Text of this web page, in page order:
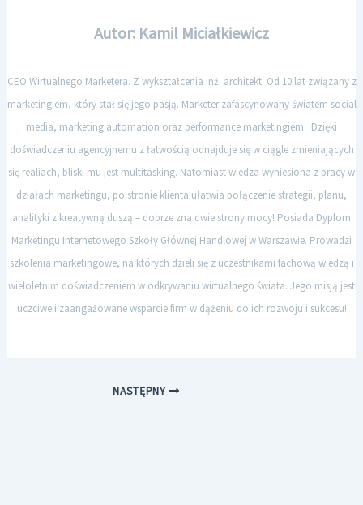
Autor: Kamil Miciałkiewicz
CEO Wirtualnego Marketera. Z wykształcenia inż. architekt. Od 10 lat związany z
marketingiem, który stał się jego pasją. Marketer zafascynowany światem social
media, marketing automation oraz performance marketingiem. Dzięki
doświadczeniu agencyjnemu z łatwością odnajduje się w ciągle zmieniających
się realiach, bliski mu jest multitasking. Natomiast wiedza wyniesiona z pracy w
działach marketingu, po stronie klienta ułatwia połączenie strategii, planu,
analityki z kreatywną duszą – dobrze zna dwie strony mocy! Posiada Dyplom
Marketingu Internetowego Szkoły Głównej Handlowej w Warszawie. Prowadzi
szkolenia marketingowe, na których dzieli się z uczestnikami fachową wiedzą i
wieloletnim doświadczeniem w odkrywaniu wirtualnego świata. Jego misją jest
uczciwe i zaangażowane wsparcie firm w dążeniu do ich rozwoju i sukcesu!
NASTĘPNY